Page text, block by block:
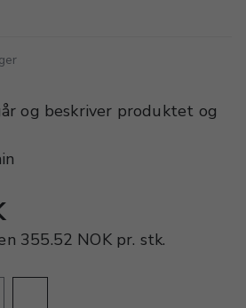
og beskriver produktet og
355.52 NOKpr. stk.